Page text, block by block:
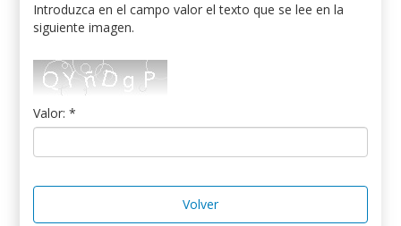
Introduzca en el campo valor el texto que se lee en la
siguiente imagen.
Valor: *
Volver